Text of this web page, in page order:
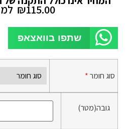
₪115.00
שתפו בוואצאפ
סוג חומר*
גובה(מטר)